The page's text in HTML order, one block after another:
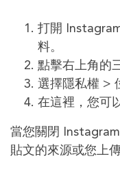
打開
料。
點擊右上角的
選擇隱私權 >
在這裡，您可
當您關閉
貼文的來源或您上